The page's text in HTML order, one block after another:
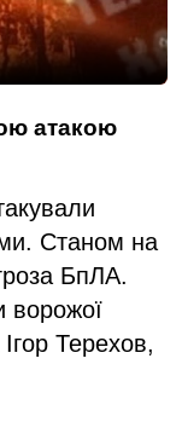
атакою
Станом на
БпЛА.
ворожої
Терехов,